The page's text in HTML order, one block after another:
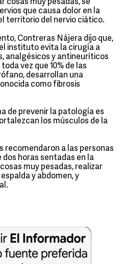
cosas muy pesadas, se
que causa dolor en la
territorio del nervio ciático.
Contreras Nájera dijo que,
instituto evita la cirugía a
analgésicos y antineuríticos
vez que 10% de las
desarrollan una
como fibrosis
de prevenir la patología es
los músculos de la
recomendaron a las personas
dos horas sentadas en la
muy pesadas, realizar
y abdomen, y